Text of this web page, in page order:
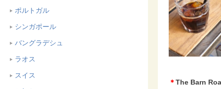
ポルトガル
シンガポール
バングラデシュ
ラオス
スイス
＊The Barn